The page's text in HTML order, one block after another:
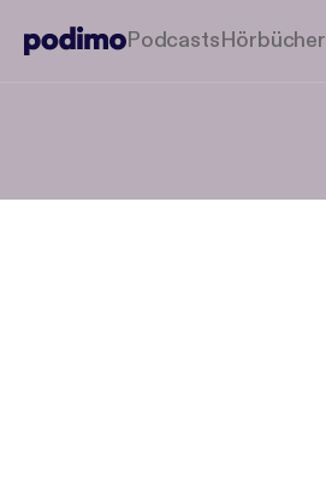
PodcastsHörbücher